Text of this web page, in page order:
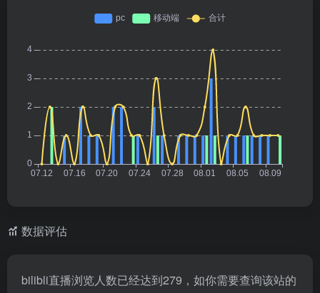
数据评估
bilibli直播浏览人数已经达到279，如你需要查询该站的